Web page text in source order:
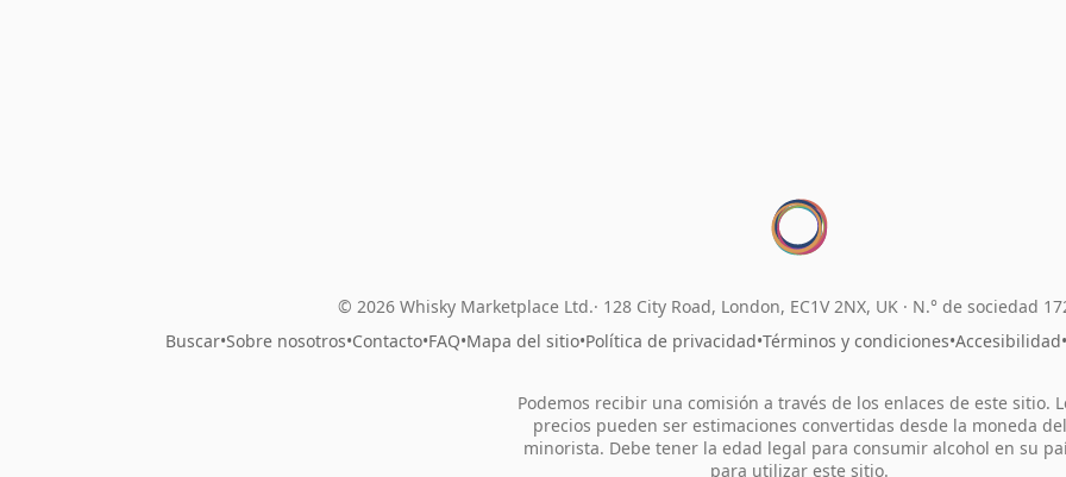
© 2026 Whisky Marketplace Ltd. 128 City Road, London, EC1V 2NX, UK · N.° de sociedad
Buscar•Sobre nosotros•Contacto•FAQ•Mapa del sitio•Política de privacidad•Términos y condiciones•Accesibilidad•
Podemos recibir una comisión a través de los enlaces de este sitio.
precios pueden ser estimaciones convertidas desde la moneda del
minorista. Debe tener la edad legal para consumir alcohol en su
para utilizar este sitio.